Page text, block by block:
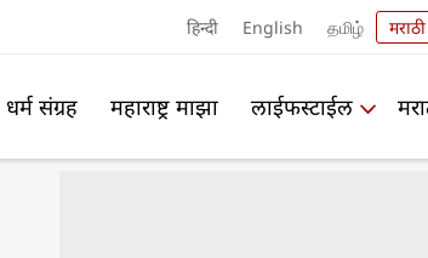
हिन्दी English தமிழ் मराठी
धर्म संग्रह महाराष्ट्र माझा लाईफस्टाईल